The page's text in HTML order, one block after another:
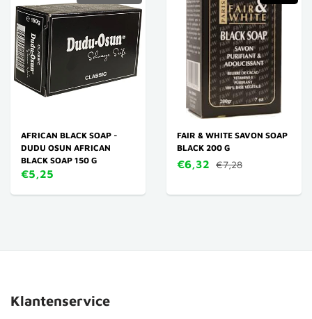
AFRICAN BLACK SOAP -
DUDU OSUN AFRICAN
BLACK SOAP 150 G
€5,25
FAIR & WHITE SAVON SOAP
BLACK 200 G
€6,32 €7,28
Klantenservice